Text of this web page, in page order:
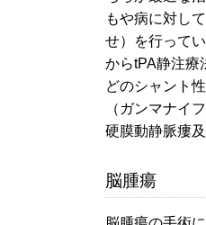
もや病に対し
せ）を行って
からtPA静注療
どのシャント
（ガンマナイ
硬膜動静脈瘻
脳腫瘍